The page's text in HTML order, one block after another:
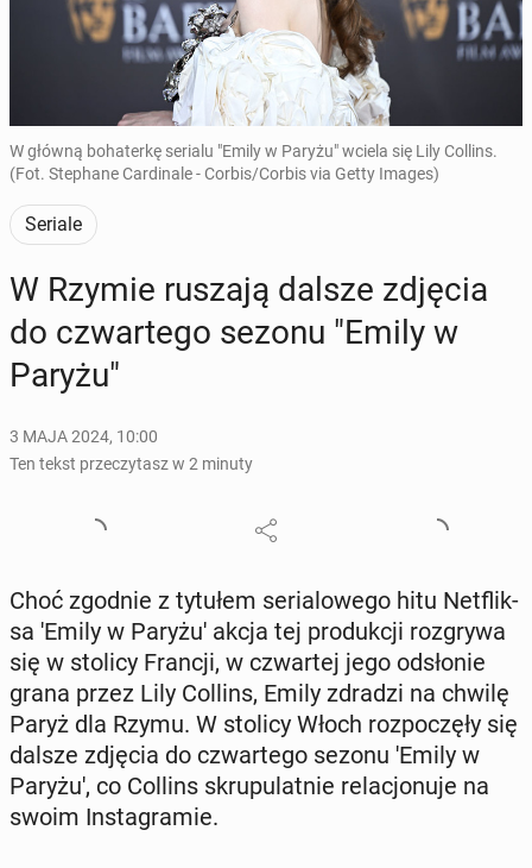
W główną bohaterkę serialu "Emily w Paryżu" wciela się Lily Collins.
(Fot. Stephane Cardinale - Corbis/Corbis via Getty Images)
Seriale
W Rzymie ruszają dalsze zdjęcia
do czwar­te­go sezonu "Emily w
Paryżu"
3 MAJA 2024, 10:00
Ten tekst przeczytasz w 2 minuty
Choć zgodnie z tytułem se­ria­lo­we­go hitu Net­flik­
sa 'Emily w Paryżu' akcja tej pro­duk­cji roz­gry­wa
się w stolicy Francji, w czwar­tej jego od­sło­nie
grana przez Lily Collins, Emily zdradzi na chwilę
Paryż dla Rzymu. W stolicy Włoch roz­po­czę­ły się
dalsze zdjęcia do czwar­te­go sezonu 'Emily w
Paryżu', co Collins skru­pu­lat­nie re­la­cjo­nu­je na
swoim In­sta­gra­mie.